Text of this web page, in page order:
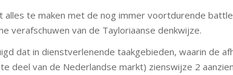
alles te maken met de nog immer voortdurende
verafschuwen van de Tayloriaanse denkwijze.
dat in dienstverlenende taakgebieden, waarin de
deel van de Nederlandse markt) zienswijze 2